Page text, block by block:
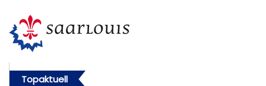
Topaktuell